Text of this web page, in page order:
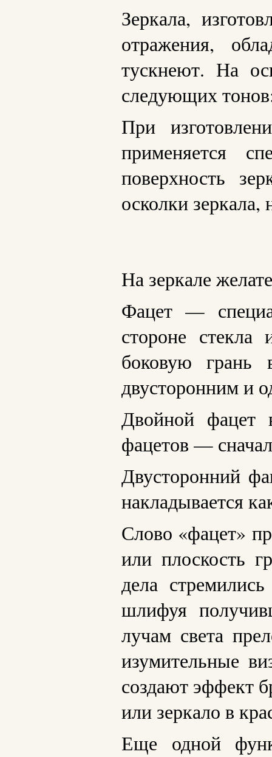
Зеркала,
отражения,
тускнеют. На
следующих
При
применяется
поверхность
осколки зеркала,
На зеркале
Фацет —
стороне стекла
боковую грань
двусторонним и
Двойной фацет
фацетов —
Двусторонний
накладывается
Слово «фацет»
или плоскость
дела
шлифуя
лучам света
изумительные
создают эффект
или зеркало в
Еще одной